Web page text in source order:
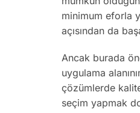
minimum eforla
açısından da
Ancak burada
uygulama
çözümlerde
seçim yapmak